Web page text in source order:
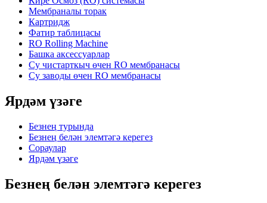
Мембраналы торак
Картридж
Фатир таблицасы
RO Rolling Machine
Башка аксессуарлар
Су чистарткыч өчен RO мембранасы
Су заводы өчен RO мембранасы
Ярдәм үзәге
Безнең турында
Безнең белән элемтәгә керегез
Сораулар
Ярдәм үзәге
Безнең белән элемтәгә керегез